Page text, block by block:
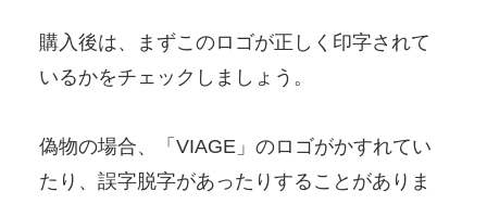
購入後は、まずこのロゴが正しく印字されて
いるかをチェックしましょう。
偽物の場合、「VIAGE」のロゴがかすれてい
たり、誤字脱字があったりすることがありま